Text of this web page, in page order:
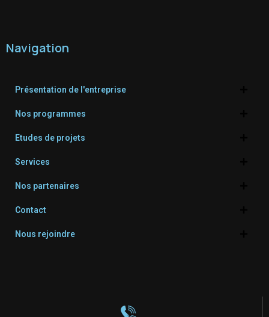
Navigation
Présentation de l'entreprise
Nos programmes
Etudes de projets
Services
Nos partenaires
Contact
Nous rejoindre